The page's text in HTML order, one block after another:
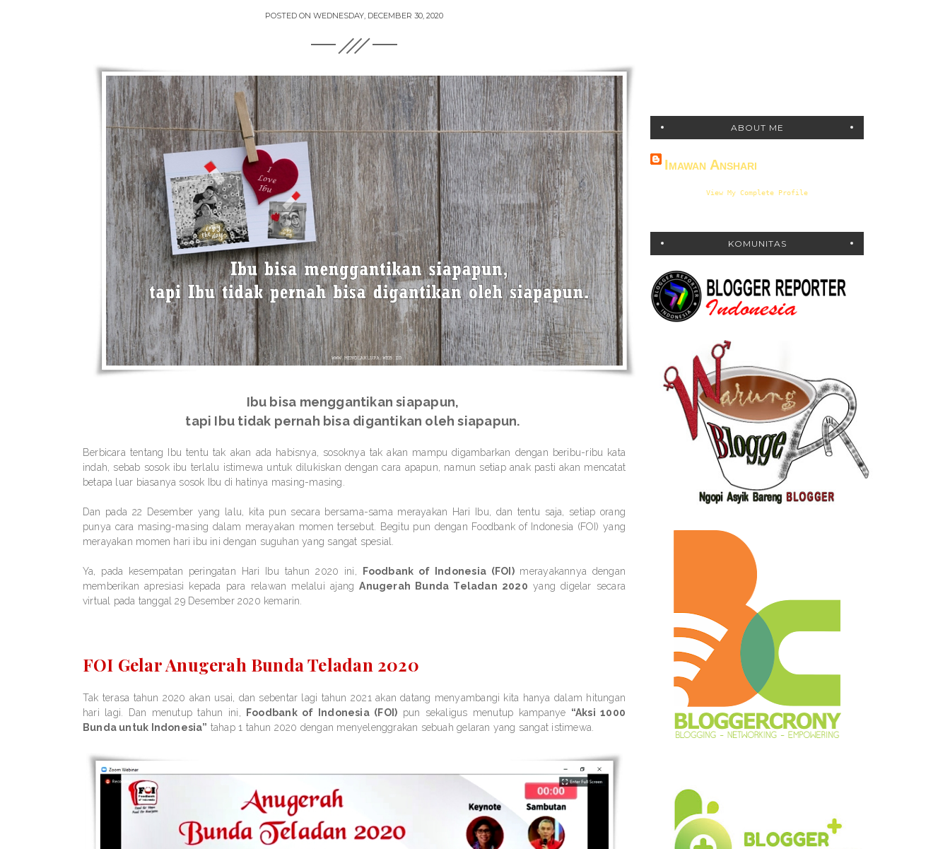
POSTED ON WEDNESDAY, DECEMBER 30, 2020
Ibu bisa menggantikan siapapun,
tapi Ibu tidak pernah bisa digantikan oleh siapapun.
Berbicara tentang Ibu tentu tak akan ada habisnya, sosoknya tak akan mampu digambarkan dengan beribu-ribu kata
indah, sebab sosok ibu terlalu istimewa untuk dilukiskan dengan cara apapun, namun setiap anak pasti akan mencatat
betapa luar biasanya sosok Ibu di hatinya masing-masing.
Dan pada 22 Desember yang lalu, kita pun secara bersama-sama merayakan Hari Ibu, dan tentu saja, setiap orang
punya cara masing-masing dalam merayakan momen tersebut. Begitu pun dengan Foodbank of Indonesia (FOI) yang
merayakan momen hari ibu ini dengan suguhan yang sangat spesial.
Ya, pada kesempatan peringatan Hari Ibu tahun 2020 ini, Foodbank of Indonesia (FOI)merayakannya dengan
memberikan apresiasi kepada para relawan melalui ajangAnugerah Bunda Teladan 2020 yang digelar secara
virtual pada tanggal 29 Desember 2020 kemarin.
FOI Gelar Anugerah Bunda Teladan 2020
Tak terasa tahun 2020 akan usai, dan sebentar lagi tahun 2021 akan datang menyambangi kita hanya dalam hitungan
hari lagi. Dan menutup tahun ini,
Foodbank of Indonesia (FOI) pun sekaligus menutup kampanye “Aksi 1000
Bunda untuk Indonesia” tahap 1 tahun 2020 dengan menyelenggrakan sebuah gelaran yang sangat istimewa.
ABOUT ME
Imawan Anshari
View My Complete Profile
KOMUNITAS